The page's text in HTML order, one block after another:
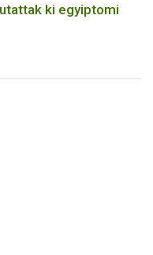
ki egyiptomi